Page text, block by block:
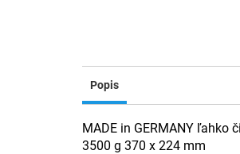
Popis
MADE in GERMANY ľahko
3500 g 370 x 224 mm